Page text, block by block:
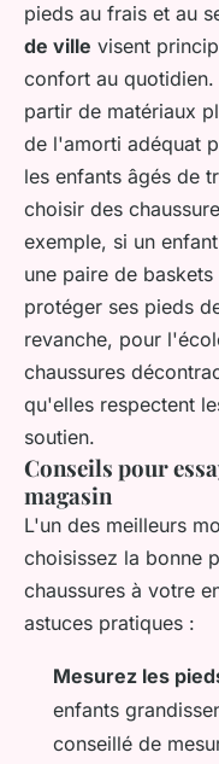
pieds au frais et au
de ville visent
confort au quotidien.
partir de matériaux
de l'amorti adéquat
les enfants âgés de
choisir des
exemple, si un
une paire de
protéger ses pieds
revanche, pour
chaussures
qu'elles respectent
soutien.
Conseils pour
magasin
L'un des meilleurs
choisissez la bonne
chaussures à votre
astuces pratiques :
Mesurez les
enfants
conseillé de